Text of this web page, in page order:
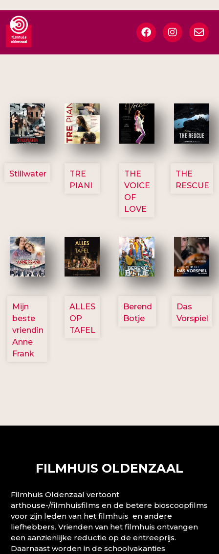
3123
Stillwater
3129
TRE
PIANI
3135
THE
VOICE
OF
LOVE
3148
THE
RESCUE
2757
Mijn
beste
vriendin
Anne
Frank
3154
ALLES
OP
TAFEL
2799
Berend
Botje
2777
Das
Vorspiel
FILMHUIS OLDENZAAL
Filmhuis Oldenzaal vertoont
arthouse-/filmhuisfilms en de betere bioscoopfilms
voor zijn leden van het filmhuis en andere
liefhebbers. Vrienden van het filmhuis ontvangen
een aanzienlijke reductie op de entreeprijs.
Daarnaast worden in de schoolvakanties